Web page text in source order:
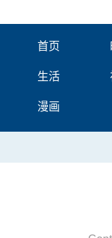
首页
生活
漫画